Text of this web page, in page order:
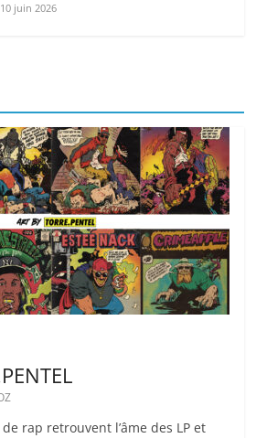
10 juin 2026
rap retrouvent l’âme des LP et